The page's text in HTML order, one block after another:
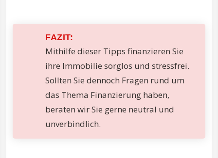
FAZIT:
Mithilfe dieser Tipps finanzieren Sie
ihre Immobilie sorglos und stressfrei.
Sollten Sie dennoch Fragen rund um
das Thema Finanzierung haben,
beraten wir Sie gerne neutral und
unverbindlich.